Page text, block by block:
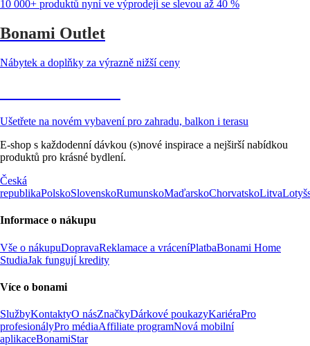
10 000+ produktů nyní ve výprodeji se slevou až 40 %
Bonami Outlet
Nábytek a doplňky za výrazně nižší ceny
Ušetřete na novém vybavení pro zahradu, balkon i terasu
E-shop s každodenní dávkou (s)nové inspirace a nejširší nabídkou
produktů pro krásné bydlení.
Česká
republikaPolskoSlovenskoRumunskoMaďarskoChorvatskoLitva
Informace o nákupu
Vše o nákupuDopravaReklamace a vráceníPlatbaBonami Home
StudiaJak fungují kredity
Více o bonami
SlužbyKontaktyO násZnačkyDárkové poukazyKariéraPro
profesionályPro médiaAffiliate programNová mobilní
aplikaceBonamiStar